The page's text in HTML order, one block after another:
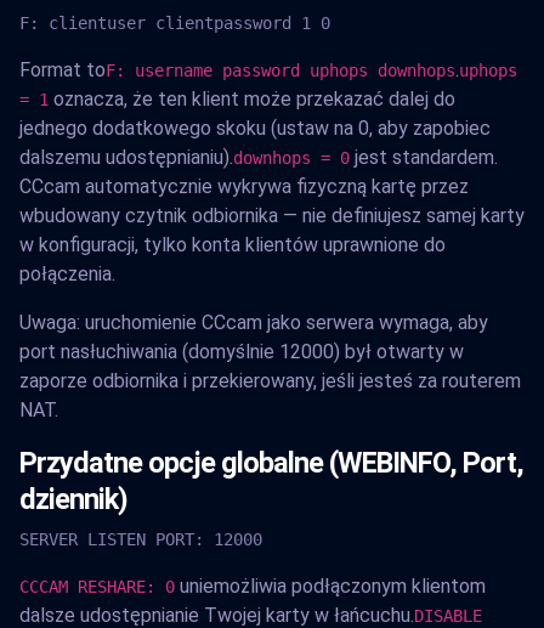
F: clientuser clientpassword 1 0
Format toF: username password uphops downhops.uphops
= 1 oznacza, że ten klient może przekazać dalej do
jednego dodatkowego skoku (ustaw na 0, aby zapobiec
dalszemu udostępnianiu).downhops = 0 jest standardem.
CCcam automatycznie wykrywa fizyczną kartę przez
wbudowany czytnik odbiornika — nie definiujesz samej karty
w konfiguracji, tylko konta klientów uprawnione do
połączenia.
Uwaga: uruchomienie CCcam jako serwera wymaga, aby
port nasłuchiwania (domyślnie 12000) był otwarty w
zaporze odbiornika i przekierowany, jeśli jesteś za routerem
NAT.
Przydatne opcje globalne (WEBINFO, Port,
dziennik)
SERVER LISTEN PORT: 12000
CCCAM RESHARE: 0 uniemożliwia podłączonym klientom
dalsze udostępnianie Twojej karty w łańcuchu.DISABLE